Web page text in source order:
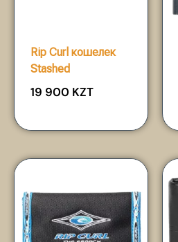
Rip Curl кошелек
Stashed
19 900 KZT